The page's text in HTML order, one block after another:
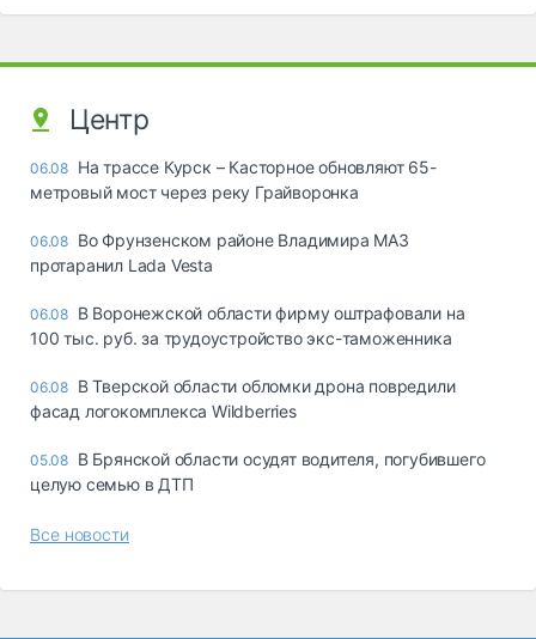
Центр
06.08 На трассе Курск – Касторное обновляют 65-
метровый мост через реку Грайворонка
06.08 Во Фрунзенском районе Владимира МАЗ
протаранил Lada Vesta
06.08 В Воронежской области фирму оштрафовали на
100 тыс. руб. за трудоустройство экс-таможенника
06.08 В Тверской области обломки дрона повредили
фасад логокомплекса Wildberries
05.08 В Брянской области осудят водителя, погубившего
целую семью в ДТП
Все новости